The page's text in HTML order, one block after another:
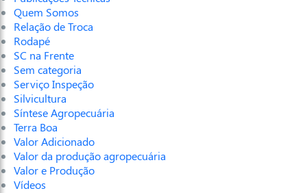
Quem Somos
Relação de Troca
Rodapé
SC na Frente
Sem categoria
Serviço Inspeção
Silvicultura
Síntese Agropecuária
Terra Boa
Valor Adicionado
Valor da produção agropecuária
Valor e Produção
Vídeos